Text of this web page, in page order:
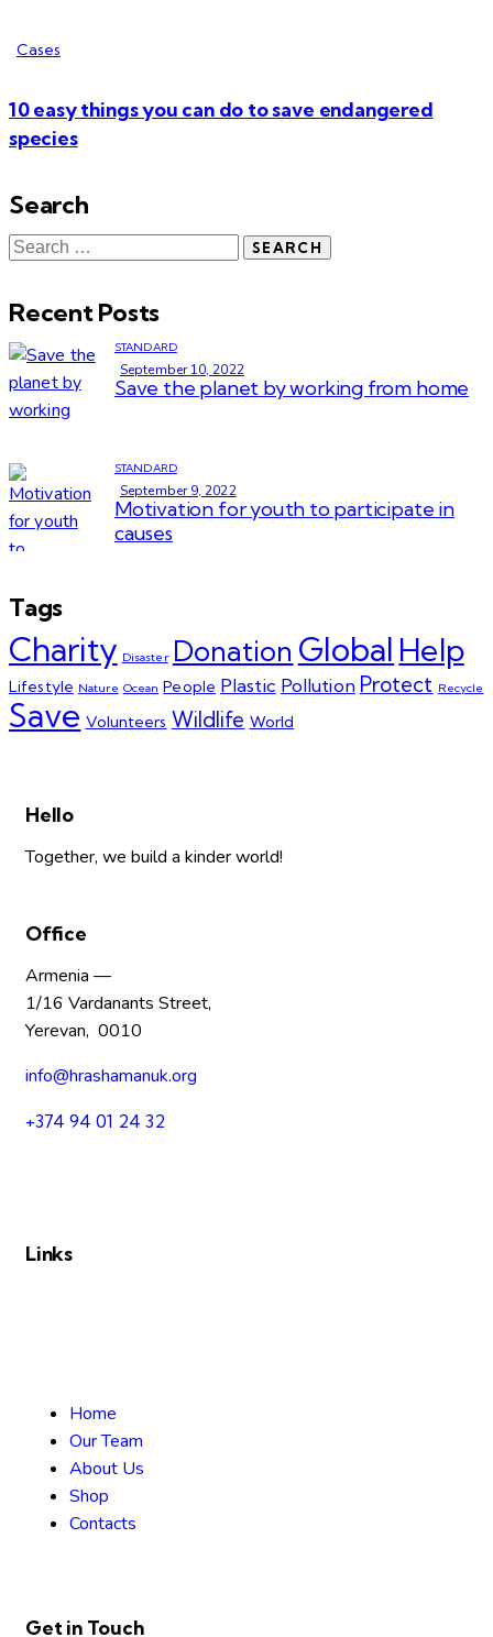
Cases
10 easy things you can do to save endangered
species
Search
Recent Posts
STANDARD
September 10, 2022
Save the planet by working from home
STANDARD
September 9, 2022
Motivation for youth to participate in
causes
Tags
Charity Disaster Donation Global Help
Lifestyle Nature Ocean People Plastic Pollution Protect Recycle
Save Volunteers Wildlife World
Hello
Together, we build a kinder world!
Office
Armenia —
1/16 Vardanants Street,
Yerevan, 0010
info@hrashamanuk.org
+374 94 01 24 32
Links
Home
Our Team
About Us
Shop
Contacts
Get in Touch